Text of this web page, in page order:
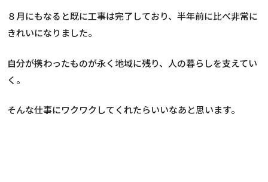
８月にもなると既に工事は完了しており、半年前に比べ非常に
きれいになりました。
自分が携わったものが永く地域に残り、人の暮らしを支えてい
く。
そんな仕事にワクワクしてくれたらいいなあと思います。